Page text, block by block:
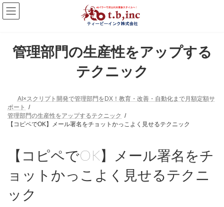
コ
ン
テ
ナ
ビ
ゲ
管理部門の生産性をアップする
テクニック
AI×スクリプト開発で管理部門をDX！教育・改善・自動化まで月額定額サ
ポート
管理部門の生産性をアップするテクニック
【コピペでOK】メール署名をチョットかっこよく見せるテクニック
【コピペでOK】メール署名をチ
ョットかっこよく見せるテクニ
ック